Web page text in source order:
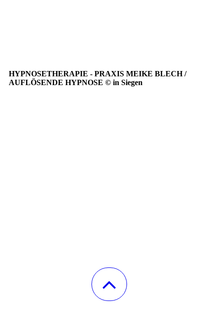
HYPNOSETHERAPIE - PRAXIS MEIKE BLECH /
AUFLÖSENDE HYPNOSE © in Siegen